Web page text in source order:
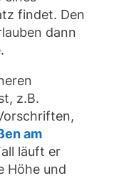
findet. Den
dann
z.B.
am
läuft er
Höhe und